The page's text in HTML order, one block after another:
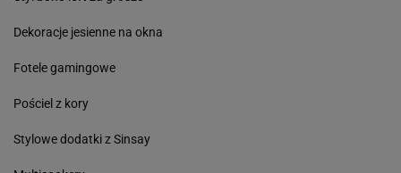
Dekoracje jesienne na okna
Fotele gamingowe
Pościel z kory
Stylowe dodatki z Sinsay